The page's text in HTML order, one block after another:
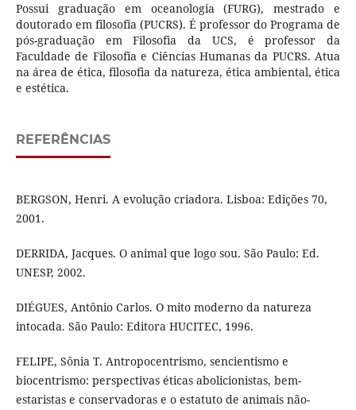
Possui graduação em oceanologia (FURG), mestrado e
doutorado em filosofia (PUCRS). É professor do Programa de
pós-graduação em Filosofia da UCS, é professor da
Faculdade de Filosofia e Ciências Humanas da PUCRS. Atua
na área de ética, filosofia da natureza, ética ambiental, ética
e estética.
REFERÊNCIAS
BERGSON, Henri. A evolução criadora. Lisboa: Edições 70,
2001.
DERRIDA, Jacques. O animal que logo sou. São Paulo: Ed.
UNESP, 2002.
DIÉGUES, Antônio Carlos. O mito moderno da natureza
intocada. São Paulo: Editora HUCITEC, 1996.
FELIPE, Sônia T. Antropocentrismo, sencientismo e
biocentrismo: perspectivas éticas abolicionistas, bem-
estaristas e conservadoras e o estatuto de animais não-